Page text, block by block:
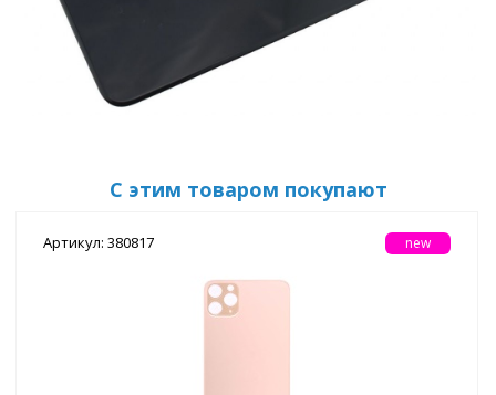
С этим товаром покупают
Артикул: 380817 new